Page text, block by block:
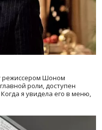
режиссером Шоном
роли, доступен
я увидела его в меню,